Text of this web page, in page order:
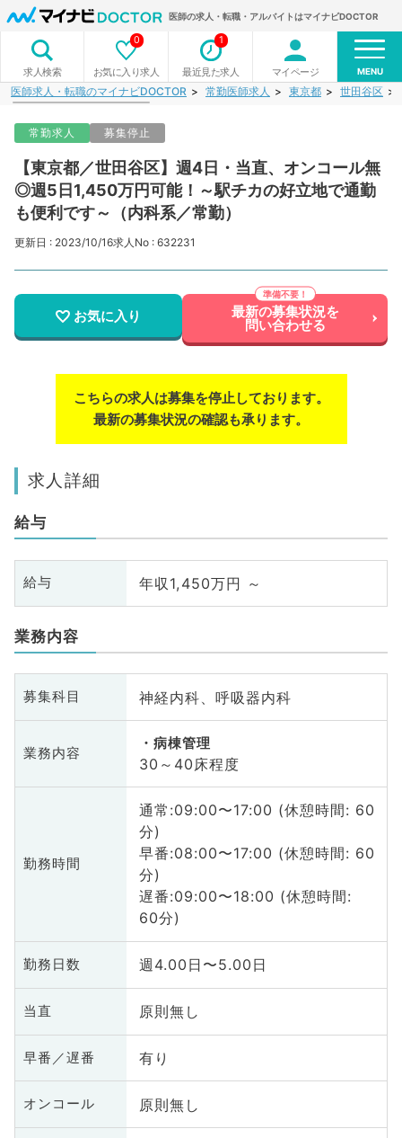
医師の求人・転職・アルバイトはマイナビDOCTOR
求人検索 お気に入り求人
0
最近見た求人
1
マイページ MENU
医師求人・転職のマイナビDOCTOR 常勤医師求人 東京都 世田谷区
常勤求人 募集停止
【東京都／世田谷区】週4日・当直、オンコール無
◎週5日1,450万円可能！～駅チカの好立地で通勤
も便利です～（内科系／常勤）
更新日 : 2023/10/16求人No : 632231
お気に入り 最新の募集状況を
問い合わせる
こちらの求人は募集を停止しております。
最新の募集状況の確認も承ります。
求人詳細
給与
給与 年収1,450万円 ～
業務内容
募集科目 神経内科、呼吸器内科
業務内容
病棟管理
30～40床程度
勤務時間
通常:09:00〜17:00 (休憩時間: 60
分)
早番:08:00〜17:00 (休憩時間: 60
分)
遅番:09:00〜18:00 (休憩時間:
60分)
勤務日数 週4.00日〜5.00日
当直 原則無し
早番／遅番 有り
オンコール 原則無し